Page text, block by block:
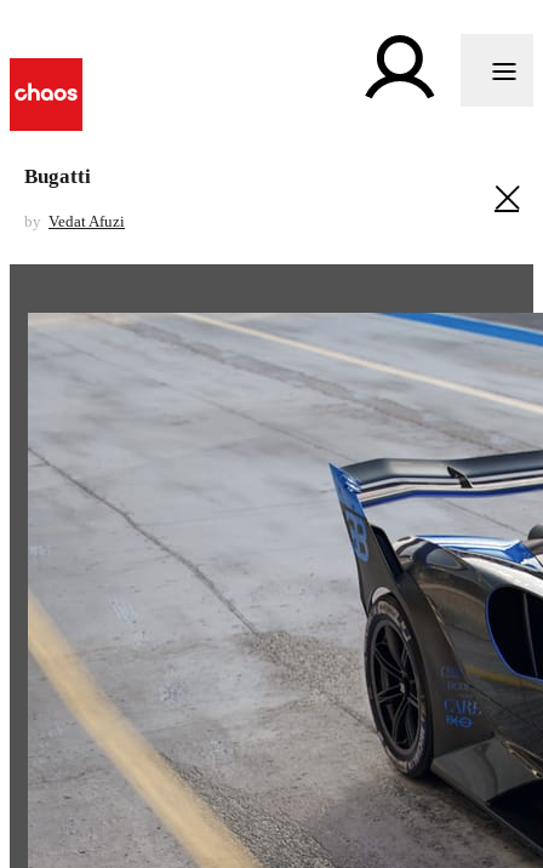
Bugatti
by Vedat Afuzi